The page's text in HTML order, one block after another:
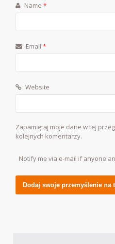
Name*
Email*
Website
Zapamiętaj moje dane w tej
kolejnych komentarzy.
Notify me via e-mail if anyone